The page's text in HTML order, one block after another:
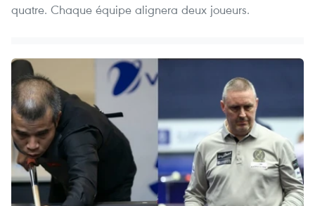
quatre. Chaque équipe alignera deux joueurs.